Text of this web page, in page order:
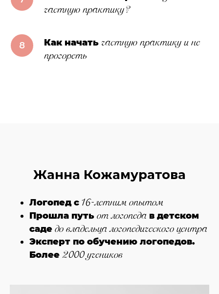
частную практику?
Как начать частную практикуи не
прогореть
Жанна Кожамуратова
Логопед с 16-летним опытом
Прошла путь от логопеда в детском
саде до владельца логопедического центра
Эксперт по обучению логопедов.
Более 2000 учеников